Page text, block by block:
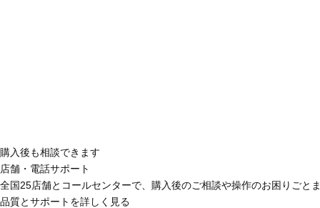
購入後も相談できます
店舗・電話サポート
全国25店舗とコールセンターで、購入後のご相談や操作のお困りごと
品質とサポートを詳しく見る